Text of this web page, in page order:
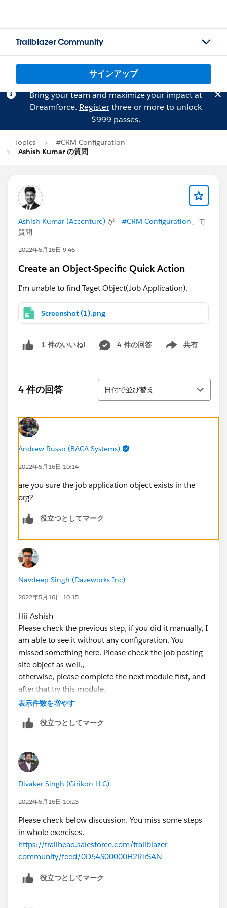
Trailblazer Community
サインアップ
Bring your team and maximize your impact at
Dreamforce. Registerthree or more to unlock
$999 passes.
Topics
#CRM Configuration
Ashish Kumar の質問
Ashish Kumar (Accenture) が「#CRM Configuration 」で
質問
2022年5月16日 9:46
Create an Object-Specific Quick Action
I'm unable to find Taget Object(Job Application).
Screenshot (1).png
1 件のいいね! 4 件の回答 共有
Show menu
4 件の回答
並び替え
日付で並び替え
Andrew Russo (BACA Systems)
2022年5月16日 10:14
are you sure the job application object exists in the
org?
役立つとしてマーク
Navdeep Singh (Dazeworks Inc)
2022年5月16日 10:15
Hii Ashish
Please check the previous step, if you did it manually, I
am able to see it without any configuration. You
missed something here. Please check the job posting
site object as well.,
otherwise, please complete the next module first, and
after that try this module.
https://trailhead.salesforce.com/trailblazer-
表示件数を増やす
役立つとしてマーク
Divaker Singh (Girikon LLC)
2022年5月16日 10:23
Please check below discussion. You miss some steps
in whole exercises.
https://trailhead.salesforce.com/trailblazer-
community/feed/0D54S00000H2RIrSAN
役立つとしてマーク